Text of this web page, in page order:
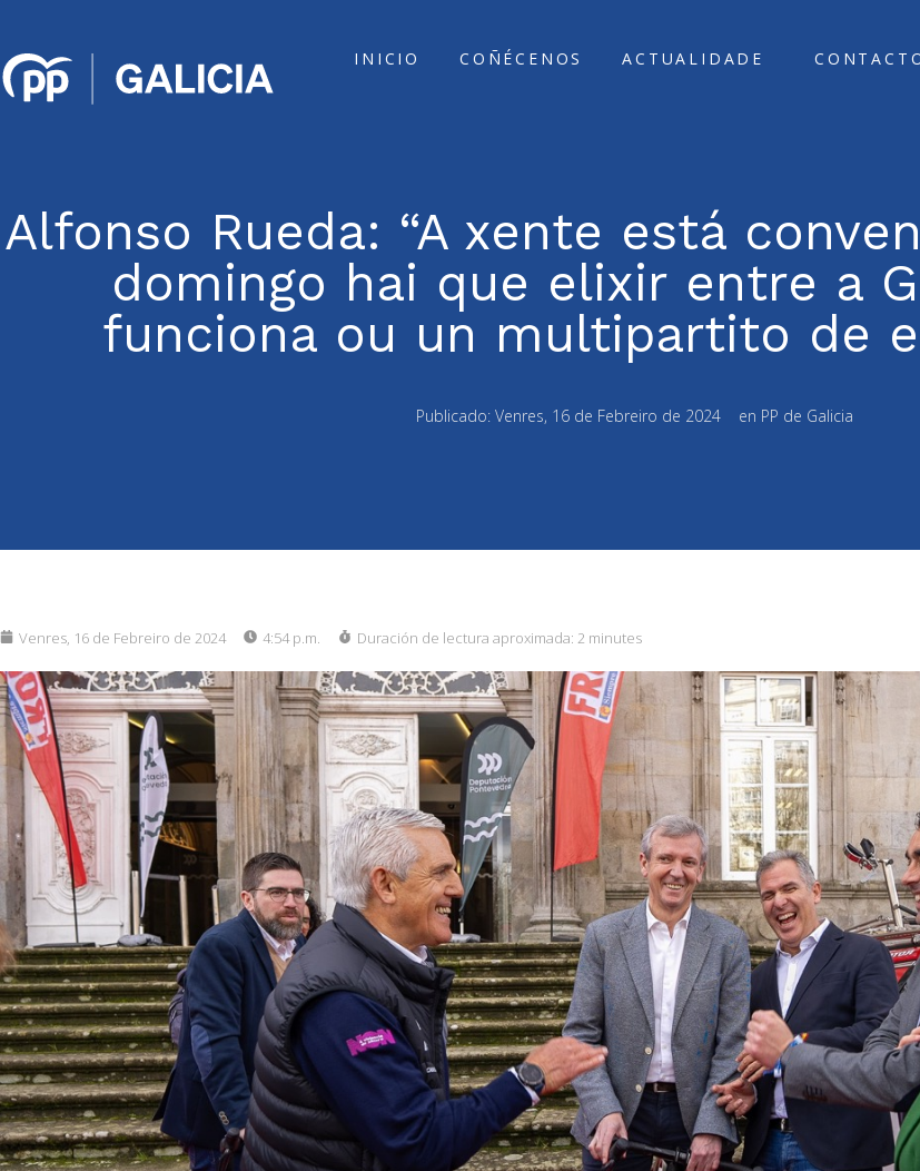
INICIO COÑÉCENOS ACTUALIDADE
Alfonso Rueda: “A xente está
domingo hai que elixir entre a
funciona ou un multipartito de
Publicado: Venres, 16 de Febreiro de 2024 en PP de Galicia
Venres, 16 de Febreiro de 2024 4:54 p.m. Duración de lectura aproximada: 2 minutes